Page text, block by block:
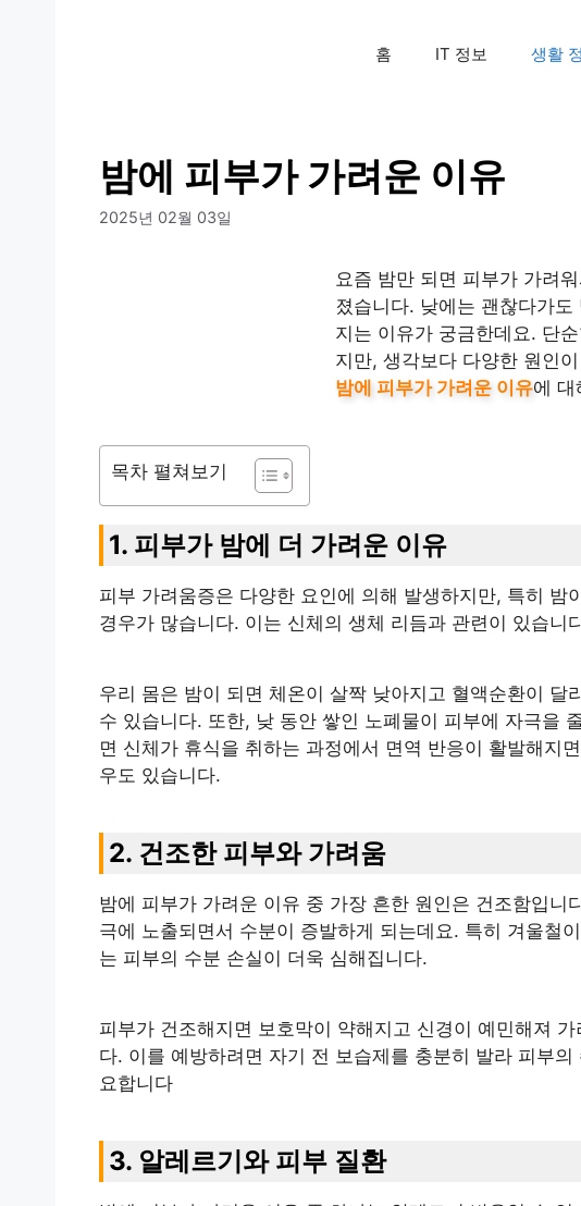
홈 IT 정보 생활
밤에 피부가 가려운 이유
2025년 02월 03일
요즘 밤만 되면 피부가 가려
졌습니다. 낮에는 괜찮다가
지는 이유가 궁금한데요. 단
지만, 생각보다 다양한 원인
밤에 피부가 가려운 이유에 대
목차 펼쳐보기
1. 피부가 밤에 더 가려운 이유
피부 가려움증은 다양한 요인에 의해 발생하지만, 특히 밤
경우가 많습니다. 이는 신체의 생체 리듬과 관련이 있습니
우리 몸은 밤이 되면 체온이 살짝 낮아지고 혈액순환이 달
수 있습니다. 또한, 낮 동안 쌓인 노폐물이 피부에 자극을
면 신체가 휴식을 취하는 과정에서 면역 반응이 활발해지
우도 있습니다.
2. 건조한 피부와 가려움
밤에 피부가 가려운 이유 중 가장 흔한 원인은 건조함입니
극에 노출되면서 수분이 증발하게 되는데요. 특히 겨울철
는 피부의 수분 손실이 더욱 심해집니다.
피부가 건조해지면 보호막이 약해지고 신경이 예민해져
다. 이를 예방하려면 자기 전 보습제를 충분히 발라 피부
요합니다
3. 알레르기와 피부 질환